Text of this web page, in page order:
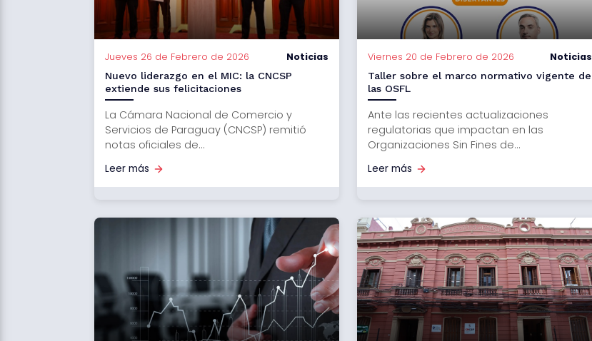
Jueves 26 de Febrero de 2026 Noticias
Nuevo liderazgo en el MIC: la CNCSP
extiende sus felicitaciones
La Cámara Nacional de Comercio y
Servicios de Paraguay (CNCSP) remitió
notas oficiales de...
Leer más
Viernes 20 de Febrero de 2026 Noticias
Taller sobre el marco normativo vigente de
las OSFL
Ante las recientes actualizaciones
regulatorias que impactan en las
Organizaciones Sin Fines de...
Leer más